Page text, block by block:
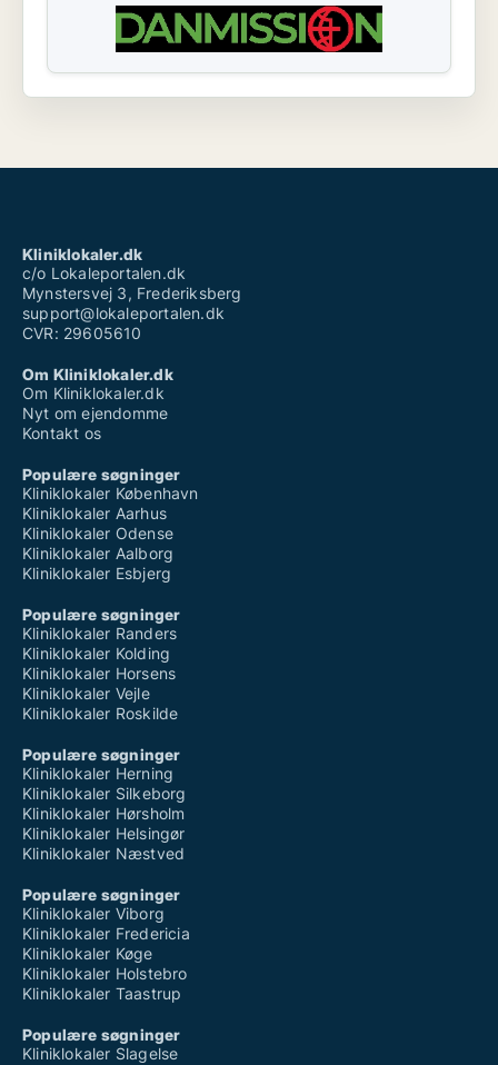
Kliniklokaler.dk
c/o Lokaleportalen.dk
Mynstersvej 3, Frederiksberg
support@lokaleportalen.dk
CVR: 29605610
Om Kliniklokaler.dk
Om Kliniklokaler.dk
Nyt om ejendomme
Kontakt os
Populære søgninger
Kliniklokaler København
Kliniklokaler Aarhus
Kliniklokaler Odense
Kliniklokaler Aalborg
Kliniklokaler Esbjerg
Populære søgninger
Kliniklokaler Randers
Kliniklokaler Kolding
Kliniklokaler Horsens
Kliniklokaler Vejle
Kliniklokaler Roskilde
Populære søgninger
Kliniklokaler Herning
Kliniklokaler Silkeborg
Kliniklokaler Hørsholm
Kliniklokaler Helsingør
Kliniklokaler Næstved
Populære søgninger
Kliniklokaler Viborg
Kliniklokaler Fredericia
Kliniklokaler Køge
Kliniklokaler Holstebro
Kliniklokaler Taastrup
Populære søgninger
Kliniklokaler Slagelse